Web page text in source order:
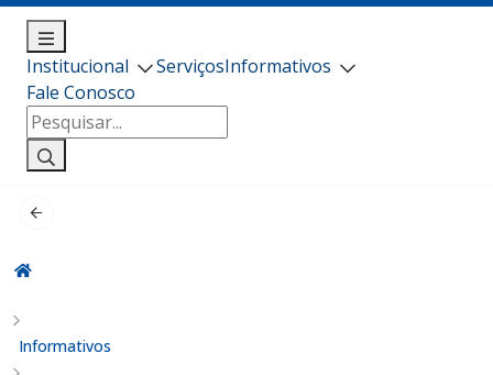
Institucional ServiçosInformativos
Fale Conosco
Pesquisar
por:
Informativos